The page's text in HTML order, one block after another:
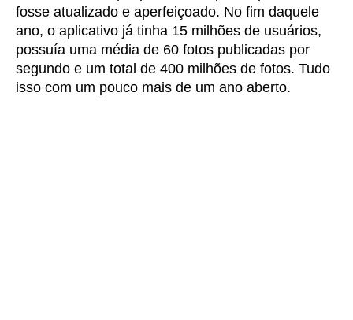
fosse atualizado e aperfeiçoado. No fim daquele
ano, o aplicativo já tinha 15 milhões de usuários,
possuía uma média de 60 fotos publicadas por
segundo e um total de 400 milhões de fotos. Tudo
isso com um pouco mais de um ano aberto.